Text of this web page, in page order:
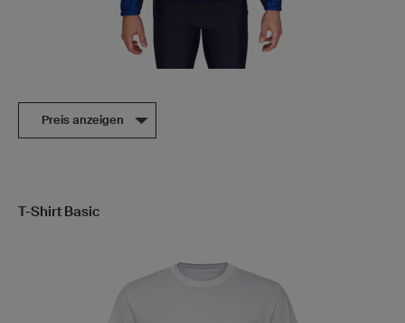
Preis anzeigen
T-Shirt Basic